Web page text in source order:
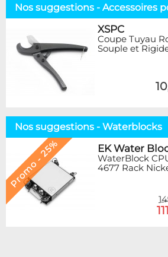
Nos suggestions - Accessoires
XSPC
Coupe Tuyau
Souple et
Nos suggestions - Waterblocks
Promo - 25% EK Water
WaterBlock
4677 Rack